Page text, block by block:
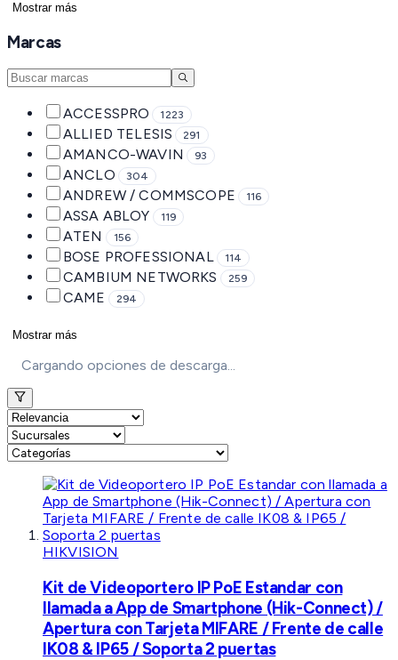
Mostrar más
Marcas
ACCESSPRO 1223
ALLIED TELESIS 291
AMANCO-WAVIN 93
ANCLO 304
ANDREW / COMMSCOPE 116
ASSA ABLOY 119
ATEN 156
BOSE PROFESSIONAL 114
CAMBIUM NETWORKS 259
CAME 294
Mostrar más
Cargando opciones de descarga...
HIKVISION
Kit de Videoportero IP PoE Estandar con
llamada a App de Smartphone (Hik-Connect) /
Apertura con Tarjeta MIFARE / Frente de calle
IK08 & IP65 / Soporta 2 puertas